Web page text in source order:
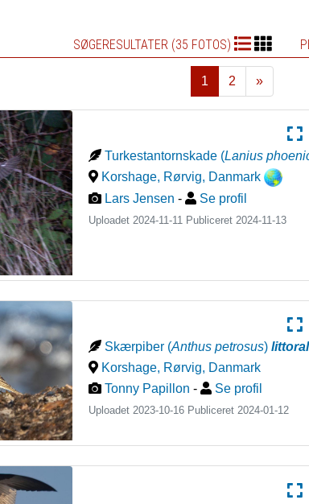
SØGERESULTATER (35 FOTOS)
1 2
»
Næste
Turkestantornskade (Lanius
Korshage, Rørvig, Danmark
Lars Jensen - Se profil
Uploadet 2024-11-11 Publiceret2024-11-13
Skærpiber (Anthus petrosus)
Korshage, Rørvig, Danmark
Tonny Papillon - Se profil
Uploadet 2023-10-16 Publiceret2024-01-12